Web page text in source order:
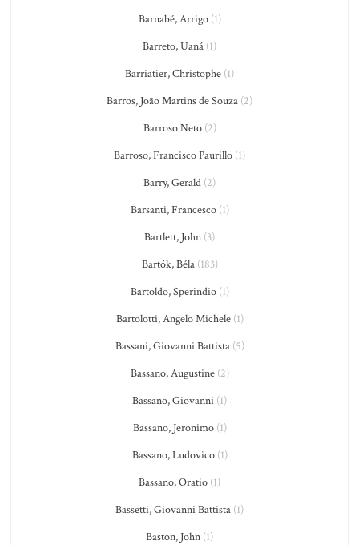
Barnabé, Arrigo(1)
Barreto, Uaná (1)
Barriatier, Christophe (1)
Barros, João Martins de Souza (2)
Barroso Neto(2)
Barroso, Francisco Paurillo (1)
Barry, Gerald (2)
Barsanti, Francesco(1)
Bartlett, John (3)
Bartók, Béla(183)
Bartoldo, Sperindio(1)
Bartolotti, Angelo Michele(1)
Bassani, Giovanni Battista(5)
Bassano, Augustine(2)
Bassano, Giovanni (1)
Bassano, Jeronimo(1)
Bassano, Ludovico(1)
Bassano, Oratio (1)
Bassetti, Giovanni Battista (1)
Baston, John (1)